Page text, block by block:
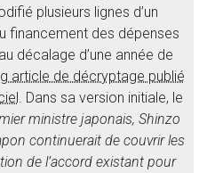
plusieurs lignes d’un
financement des dépenses
décalage d’une année de
article de décryptage publié
. Dans sa version initiale, le
ministre japonais, Shinzo
continuerait de couvrir les
de l’accord existant pour